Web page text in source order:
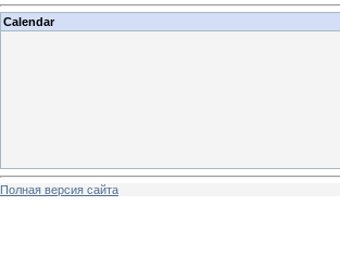
Calendar
Полная версия сайта